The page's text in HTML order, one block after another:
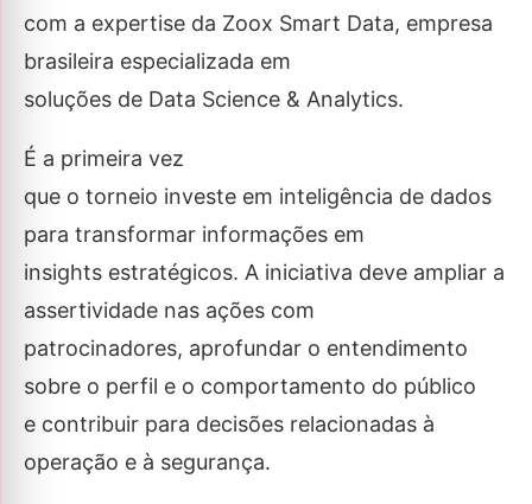
com a expertise da Zoox Smart Data, empresa
brasileira especializada em
soluções de Data Science & Analytics.
É a primeira vez
que o torneio investe em inteligência de dados
para transformar informações em
insights estratégicos. A iniciativa deve ampliar a
assertividade nas ações com
patrocinadores, aprofundar o entendimento
sobre o perfil e o comportamento do público
e contribuir para decisões relacionadas à
operação e à segurança.